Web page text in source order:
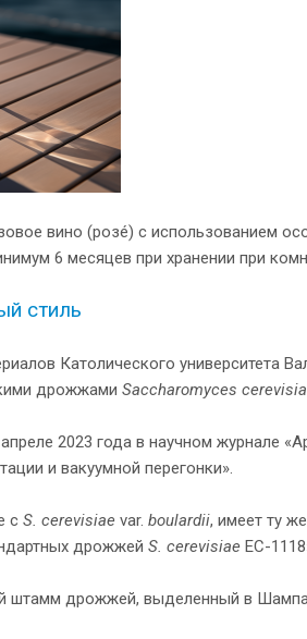
вино (розé) с использованием
6 месяцев при хранении при
стиль
Католического университета
дрожжами Saccharomyces
2023 года в научном журнале
и вакуумной перегонки».
с S. cerevisiae var. boulardii, имеет ту
дрожжей S. cerevisiae EC-
штамм дрожжей, выделенный в